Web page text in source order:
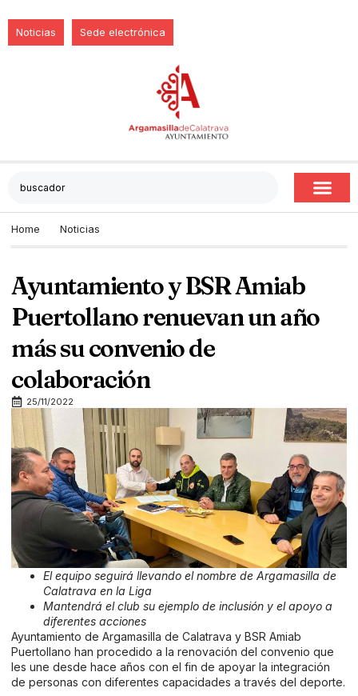
Noticias Sede electrónica
Home Noticias
Ayuntamiento y BSR Amiab
Puertollano renuevan un año
más su convenio de
colaboración
25/11/2022
El equipo seguirá llevando el nombre de Argamasilla de
Calatrava en la Liga
Mantendrá el club su ejemplo de inclusión y el apoyo a
diferentes acciones
Ayuntamiento de Argamasilla de Calatrava y BSR Amiab
Puertollano han procedido a la renovación del convenio que
les une desde hace años con el fin de apoyar la integración
de personas con diferentes capacidades a través del deporte.